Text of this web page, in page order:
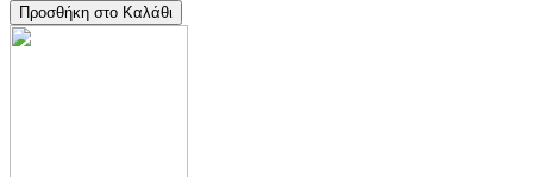
Προσθήκη στο Καλάθι